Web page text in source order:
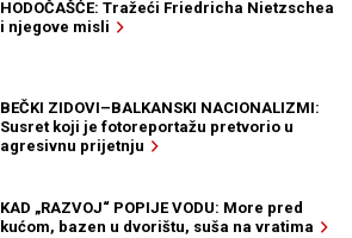
HODOČAŠĆE: Tražeći Friedricha Nietzschea
i njegove misli
BEČKI ZIDOVI–BALKANSKI NACIONALIZMI:
Susret koji je fotoreportažu pretvorio u
agresivnu prijetnju
KAD „RAZVOJ“ POPIJE VODU: More pred
kućom, bazen u dvorištu, suša na vratima